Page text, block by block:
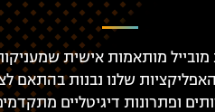
מובייל מותאמות אישית
שלנו נבנות בהתאם
ופתרונות דיגיטליים